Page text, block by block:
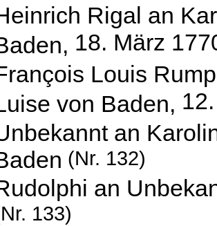
Rigal an
18. März
Louis
von Baden,
an
(Nr. 132)
an
133)